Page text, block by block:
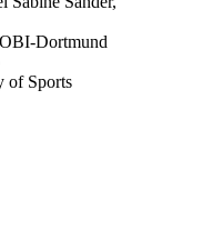
Dortmund
of Sports